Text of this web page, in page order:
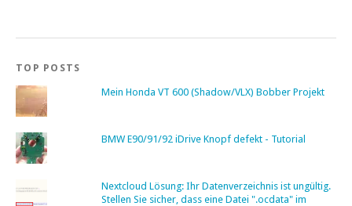
TOP POSTS
Mein Honda VT 600 (Shadow/VLX) Bobber Projekt
BMW E90/91/92 iDrive Knopf defekt - Tutorial
Nextcloud Lösung: Ihr Datenverzeichnis ist ungültig.
Stellen Sie sicher, dass eine Datei ".ocdata" im